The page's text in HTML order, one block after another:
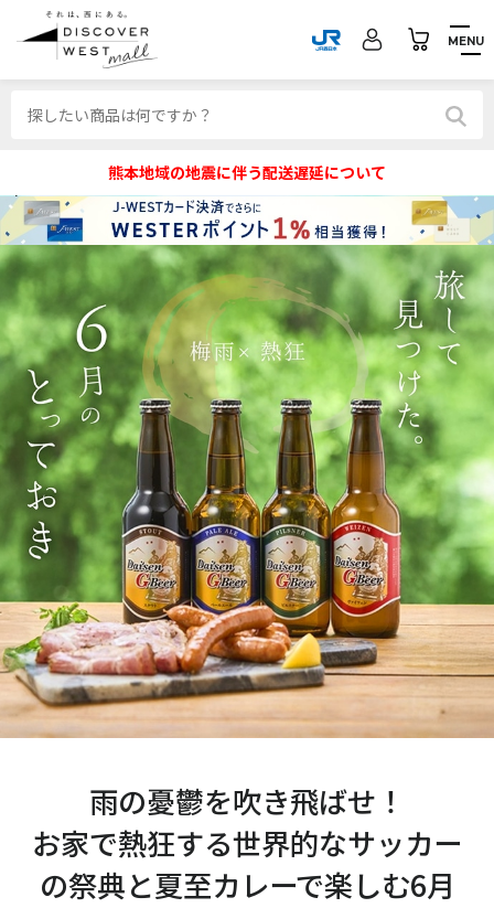
MENU
熊本地域の地震に伴う配送遅延について
雨の憂鬱を吹き飛ばせ！
お家で熱狂する世界的なサッカー
の祭典と夏至カレーで楽しむ6月